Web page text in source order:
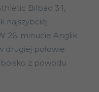
Bilbao 3:1,
najszybciej
26. minucie Anglik
drugiej połowie
z powodu